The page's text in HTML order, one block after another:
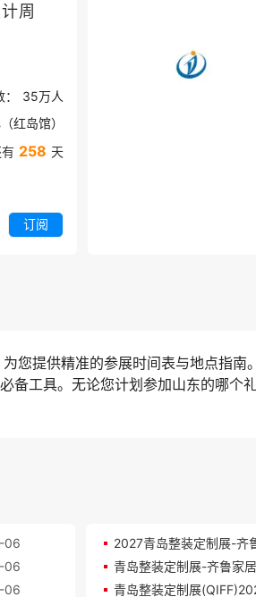
周
： 35万人
红岛馆）
258 天
订阅
您提供精准的参展时间表与地点指
备工具。无论您计划参加山东的哪
06
06
06
2027青岛整装定制展-齐
青岛整装定制展